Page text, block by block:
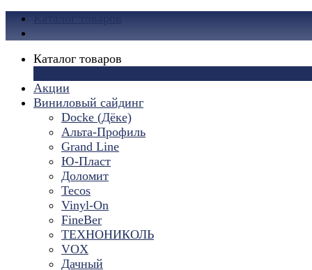
Каталог товаров
Акции
Виниловый сайдинг
Docke (Дёке)
Альта-Профиль
Grand Line
Ю-Пласт
Доломит
Tecos
Vinyl-On
FineBer
ТЕХНОНИКОЛЬ
VOX
Дачный